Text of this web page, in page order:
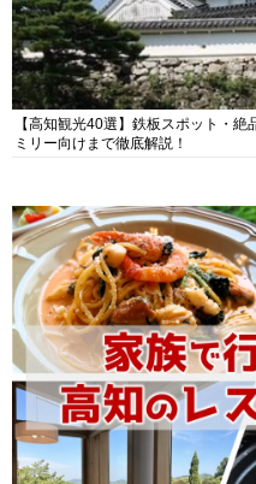
【高知観光40選】鉄板スポット・
ミリー向けまで徹底解説！